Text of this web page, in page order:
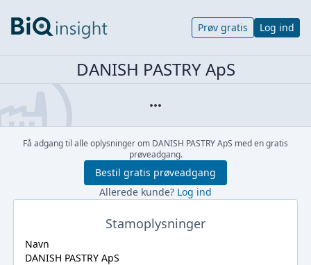
Prøv gratis Log ind
DANISH PASTRY ApS
Få adgang til alle oplysninger om DANISH PASTRY ApS med en gratis
prøveadgang.
Bestil gratis prøveadgang
Allerede kunde? Log ind
Stamoplysninger
Navn
DANISH PASTRY ApS